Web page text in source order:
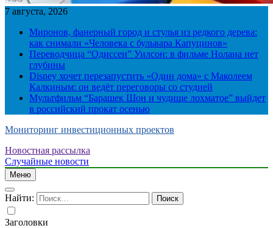
7 августа, 2026
Миронов, фанерный город и стулья из редкого дерева:
как снимали «Человека с бульвара Капуцинов»
Переводчица “Одиссеи” Уилсон: в фильме Нолана нет
глубины
Disney хочет перезапустить «Один дома» с Маколеем
Калкиным: он ведёт переговоры со студией
Мультфильм “Барашек Шон и чудище лохматое” выйдет
в российский прокат осенью
Мониторинг инвестиционных проектов
Новостная рассылка
Случайные новости
Меню
Найти:
Заголовки